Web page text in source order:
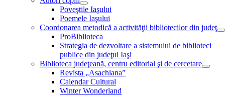
Poveştile Iaşului
Poemele Iaşului
Coordonarea metodică a activităţii bibliotecilor din judeţ
ProBiblioteca
Strategia de dezvoltare a sistemului de biblioteci
publice din judeţul Iaşi
Biblioteca judeţeană, centru editorial şi de cercetare
Revista „Asachiana”
Calendar Cultural
Winter Wonderland